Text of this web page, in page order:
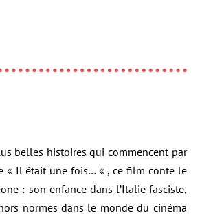
belles histoires qui commencent par
« Il était une fois… « , ce film conte le
: son enfance dans l’Italie fasciste,
normes dans le monde du cinéma